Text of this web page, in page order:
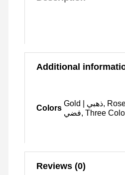
Additional
Colors
Gold | ذهبي, Rosegold | نحاسي, Sliver |
Reviews (0)